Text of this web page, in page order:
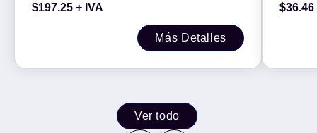
(Inglés), 420028 BROBOTIX
$197.25 + IVA
Más Detalles
USB
$36.46
Ver todo